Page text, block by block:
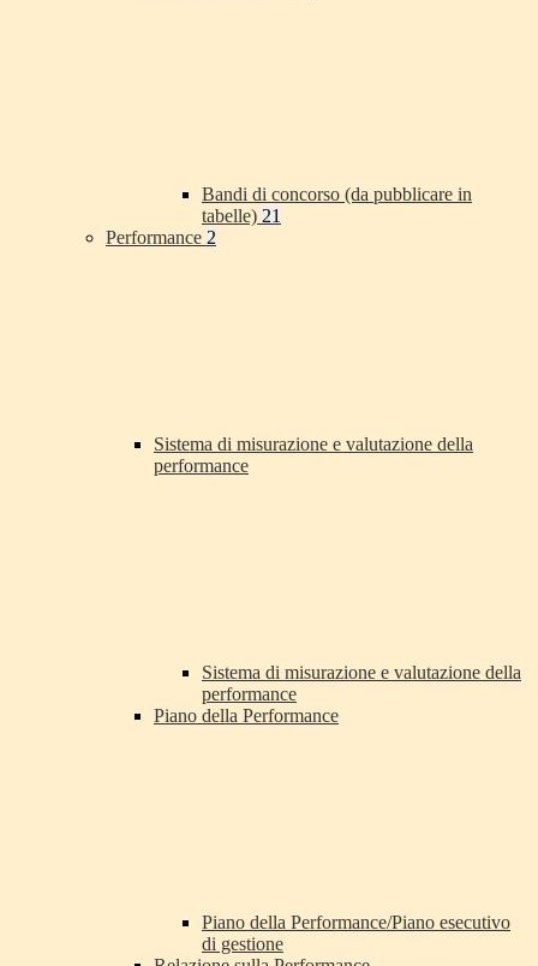
Bandi di concorso (da pubblicare in
tabelle) 21
Performance 2
Sistema di misurazione e valutazione della
performance
Sistema di misurazione e valutazione della
performance
Piano della Performance
Piano della Performance/Piano esecutivo
di gestione